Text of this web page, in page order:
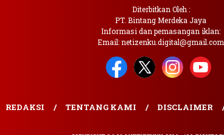
Diterbitkan Oleh :
PT. Bintang Merdeka Jaya
Informasi dan pemasangan iklan:
Email: netizenku.digital@gmail.com
REDAKSI TENTANG KAMI DISCLAIMER